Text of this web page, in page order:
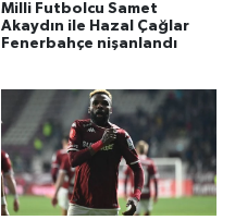
Milli Futbolcu Samet
Akaydın ile Hazal Çağlar
Fenerbahçe nişanlandı